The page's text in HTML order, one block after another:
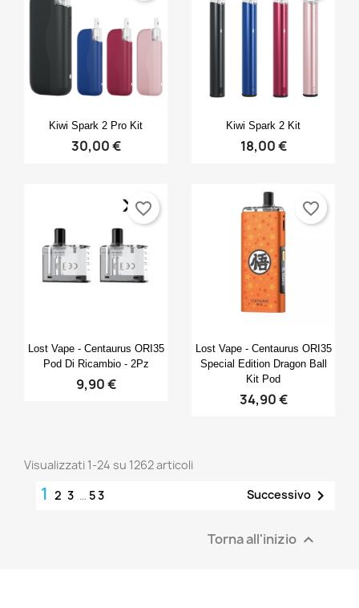
 Anteprima
Kiwi Spark 2 Pro Kit
30,00 €
Anteprima
Kiwi Spark 2 Kit
18,00 €
Anteprima
Lost Vape - Centaurus ORI35
Pod Di Ricambio - 2Pz
9,90 €
favorite_border
Anteprima
Lost Vape - Centaurus ORI35
Special Edition Dragon Ball
Kit Pod
34,90 €
favorite_border
Visualizzati 1-24 su 1262 articoli
1 2 3 … 53 Successivo 
Torna all'inizio 